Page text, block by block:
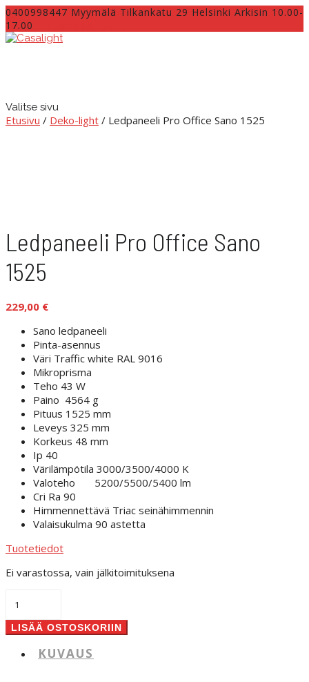
0400998447 Myymälä Tilkankatu 29 Helsinki Arkisin 10.00-
17.00
Valitse sivu
Etusivu / Deko-light / Ledpaneeli Pro Office Sano 1525
Ledpaneeli Pro Office Sano
1525
229,00 €
Sano ledpaneeli
Pinta-asennus
Väri Traffic white RAL 9016
Mikroprisma
Teho 43 W
Paino 4564 g
Pituus 1525 mm
Leveys 325 mm
Korkeus 48 mm
Ip 40
Värilämpötila 3000/3500/4000 K
Valoteho 5200/5500/5400 lm
Cri Ra 90
Himmennettävä Triac seinähimmennin
Valaisukulma 90 astetta
Tuotetiedot
Ei varastossa, vain jälkitoimituksena
Pro
Office
Sano
1525
LISÄÄ OSTOSKORIIN
KUVAUS